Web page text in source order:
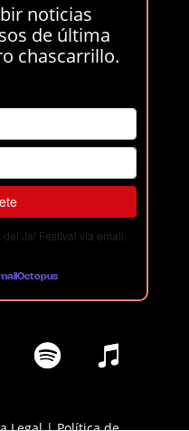
noticias
de última
chascarrillo.
Ja! Festival vía email.